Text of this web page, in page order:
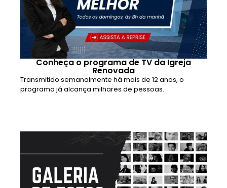
Conheça o programa de TV da Igreja
Renovada
Transmitido semanalmente há mais de 12 anos, o
programa já alcança milhares de pessoas.